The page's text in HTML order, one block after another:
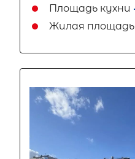
Площадь кухни
Жилая площадь